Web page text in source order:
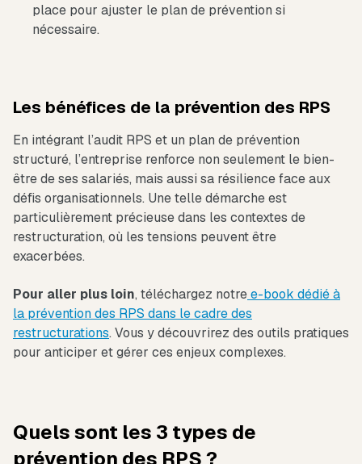
place pour ajuster le plan de prévention si
nécessaire.
Les bénéfices de la prévention des RPS
En intégrant l’audit RPS et un plan de prévention
structuré, l’entreprise renforce non seulement le bien-
être de ses salariés, mais aussi sa résilience face aux
défis organisationnels. Une telle démarche est
particulièrement précieuse dans les contextes de
restructuration, où les tensions peuvent être
exacerbées.
Pour aller plus loin, téléchargez notree-book dédié à
la prévention des RPS dans le cadre des
restructurations. Vous y découvrirez des outils pratiques
pour anticiper et gérer ces enjeux complexes.
Quels sont les 3 types de
prévention des RPS ?